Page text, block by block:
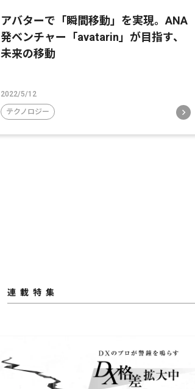
アバターで「瞬間移動」を実現。ANA
発ベンチャー「avatarin」が目指す、
未来の移動
2022/5/12
テクノロジー
連載特集